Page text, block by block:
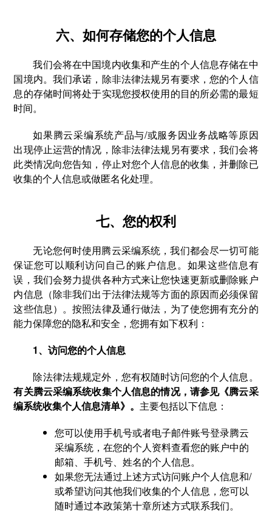
六、如何存储您的个人信息
我们会将在中国境内收集和产生的个人信息存储在中
国境内。我们承诺，除非法律法规另有要求，您的个人信
息的存储时间将处于实现您授权使用的目的所必需的最短
时间。
如果腾云采编系统产品与/或服务因业务战略等原因
出现停止运营的情况，除非法律法规另有要求，我们会将
此类情况向您告知，停止对您个人信息的收集，并删除已
收集的个人信息或做匿名化处理。
七、您的权利
无论您何时使用腾云采编系统，我们都会尽一切可能
保证您可以顺利访问自己的账户信息。如果这些信息有
误，我们会努力提供各种方式来让您快速更新或删除账户
内信息（除非我们出于法律法规等方面的原因而必须保留
这些信息）。按照法律及通行做法，为了使您拥有充分的
能力保障您的隐私和安全，您拥有如下权利：
1、访问您的个人信息
除法律法规规定外，您有权随时访问您的个人信息。
有关腾云采编系统收集个人信息的情况，请参见《腾云采
编系统收集个人信息清单》。 主要包括以下信息：
您可以使用手机号或者电子邮件账号登录腾云
采编系统，在您的个人资料查看您的账户中的
邮箱、手机号、姓名的个人信息。
如果您无法通过上述方式访问账户个人信息和/
或希望访问其他我们收集的个人信息，您可以
随时通过本政策第十章所述方式联系我们。